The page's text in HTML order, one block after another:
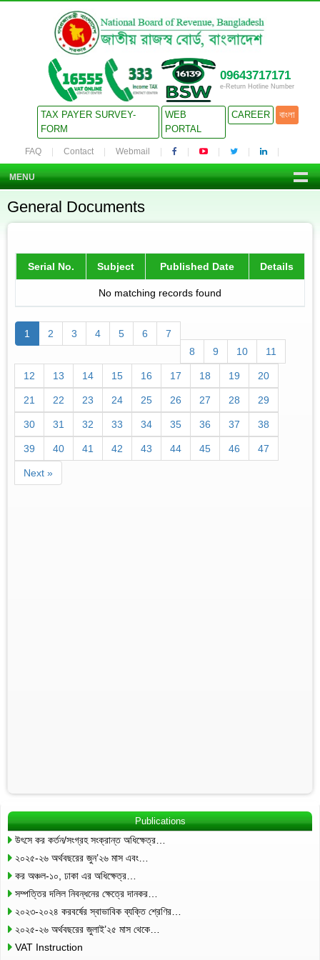
09643717171
e-Return Hotline Number
TAX PAYER SURVEY-
FORM
WEB
PORTAL
CAREER বাংলা
FAQ Contact Webmail
MENU
General Documents
Serial No. Subject Published Date Details
No matching records found
1 2 3 4 5 6
7
8
9 10 11
12 13 14 15 16 17 18 19 20
21 22 23 24 25 26 27 28 29
30 31 32 33 34 35 36 37 38
39 40 41 42 43 44 45 46 47
Next »
Publications
উৎসে কর কর্তন/সংগ্রহ সংক্রান্ত অধিক্ষেত্র…
২০২৫-২৬ অর্থবছরের জুন’২৬ মাস এবং…
কর অঞ্চল-১০, ঢাকা এর অধিক্ষেত্র…
সম্পত্তির দলিল নিবন্ধনের ক্ষেত্রে দানকর…
২০২৩-২০২৪ করবর্ষের স্বাভাবিক ব্যক্তি শ্রেণির…
২০২৫-২৬ অর্থবছরের জুলাই’২৫ মাস থেকে…
VAT Instruction